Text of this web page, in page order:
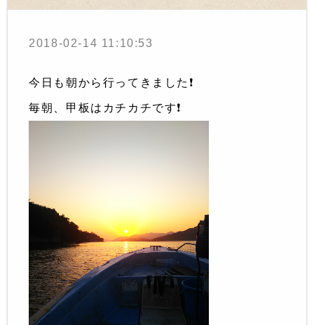
2018-02-14 11:10:53
今日も朝から行ってきました❗️
毎朝、甲板はカチカチです❗️